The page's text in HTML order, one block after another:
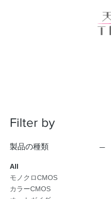
Filter by
製品の種類
All
モノクロCMOS
カラーCMOS